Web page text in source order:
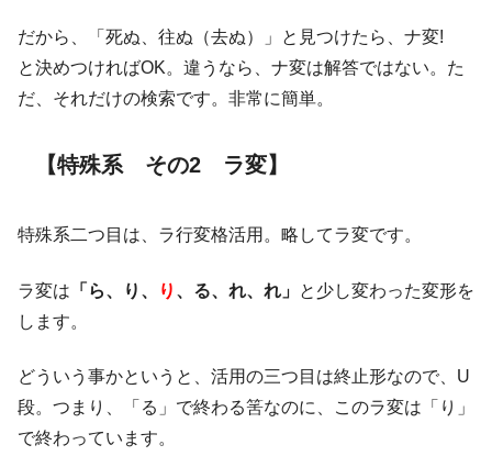
だから、「死ぬ、往ぬ（去ぬ）」と見つけたら、ナ変!
と決めつければOK。違うなら、ナ変は解答ではない。た
だ、それだけの検索です。非常に簡単。
【特殊系 その2 ラ変】
特殊系二つ目は、ラ行変格活用。略してラ変です。
ラ変は 「ら、り、 り 、る、れ、れ」 と少し変わった変形を
します。
どういう事かというと、活用の三つ目は終止形なので、U
段。つまり、「る」で終わる筈なのに、このラ変は「り」
で終わっています。